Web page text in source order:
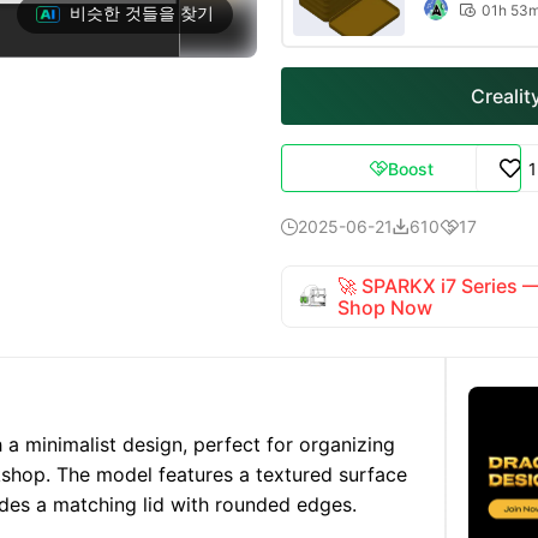
비슷한 것들을 찾기  01h
Boost
2025-06-2161017
🚀 SPARKX i7 Series
Shop Now
minimalist design, perfect for organizing
The model features a textured surface
a matching lid with rounded edges.